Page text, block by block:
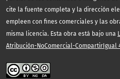
cite la fuente completa y la dirección
empleen con fines comerciales y las
misma licencia. Esta obra está bajo una
Atribución-NoComercial-CompartirIgual